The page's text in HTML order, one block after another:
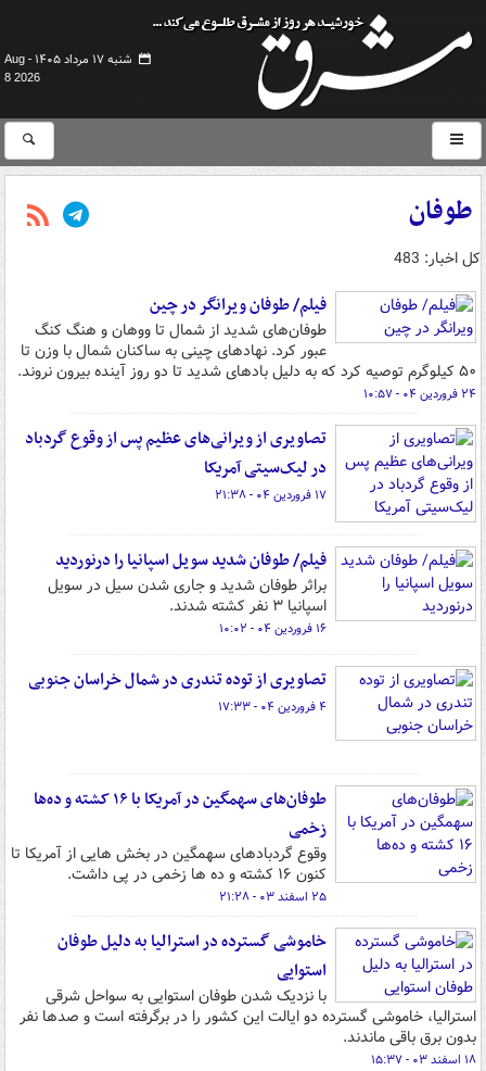
شنبه ۱۷ مرداد ۱۴۰۵ -
Aug
8 2026
طوفان
کل اخبار: 483
فیلم/ طوفان‌ ویرانگر در چین
طوفان‌های شدید از شمال تا ووهان و هنگ کنگ
عبور کرد. نهادهای چینی به ساکنان شمال با وزن تا
۵۰ کیلوگرم توصیه کرد که به دلیل بادهای شدید تا دو روز آینده بیرون نروند.
۲۴ فروردین ۰۴ - ۱۰:۵۷
تصاویری از ویرانی‌های عظیم پس از وقوع گردباد
در لیک‌سیتی آمریکا
۱۷ فروردین ۰۴ - ۲۱:۳۸
فیلم/ طوفان شدید سویل اسپانیا را درنوردید
براثر طوفان شدید و جاری شدن سیل در سویل
اسپانیا ۳ نفر کشته شدند.
۱۶ فروردین ۰۴ - ۱۰:۰۲
تصاویری از توده تندری در شمال خراسان جنوبی
۴ فروردین ۰۴ - ۱۷:۳۳
طوفان‌های سهمگین در آمریکا با ۱۶ کشته و ده‌ها
زخمی
وقوع گردبادهای سهمگین در بخش هایی از آمریکا تا
کنون ۱۶ کشته و ده ها زخمی در پی داشت.
۲۵ اسفند ۰۳ - ۲۱:۲۸
خاموشی گسترده در استرالیا به دلیل طوفان
استوایی
با نزدیک شدن طوفان استوایی به سواحل شرقی
استرالیا، خاموشی گسترده دو ایالت این کشور را در برگرفته است و صدها نفر
بدون برق باقی ماندند.
۱۸ اسفند ۰۳ - ۱۵:۳۷